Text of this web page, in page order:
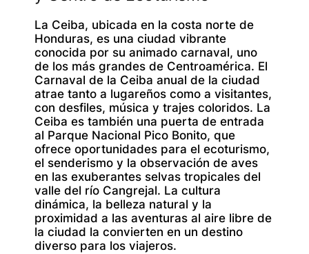
La Ceiba, ubicada en la costa norte de
Honduras, es una ciudad vibrante
conocida por su animado carnaval, uno
de los más grandes de Centroamérica. El
Carnaval de la Ceiba anual de la ciudad
atrae tanto a lugareños como a visitantes,
con desfiles, música y trajes coloridos. La
Ceiba es también una puerta de entrada
al Parque Nacional Pico Bonito, que
ofrece oportunidades para el ecoturismo,
el senderismo y la observación de aves
en las exuberantes selvas tropicales del
valle del río Cangrejal. La cultura
dinámica, la belleza natural y la
proximidad a las aventuras al aire libre de
la ciudad la convierten en un destino
diverso para los viajeros.